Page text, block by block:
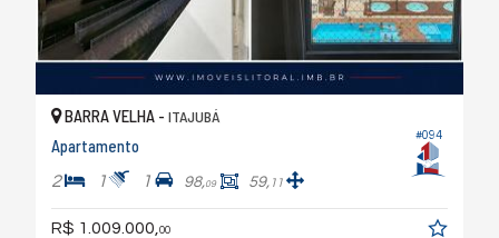
#094
BARRA VELHA - ITAJUBÁ
Apartamento
2 1 1 98,09 59, 11
R$ 1.009.000, 00